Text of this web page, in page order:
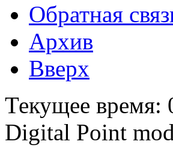
Обратная
Архив
Вверх
Текущее время:
Digital Point